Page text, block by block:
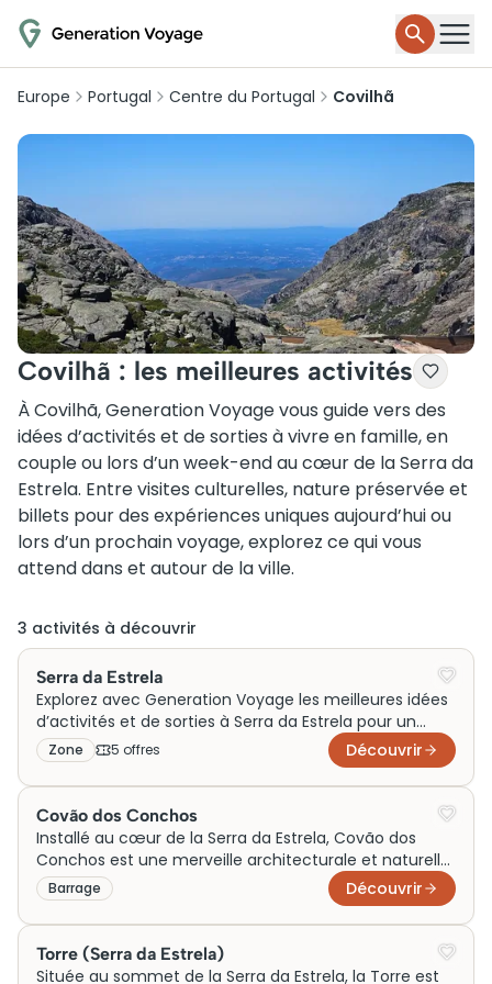
Europe Portugal Centre du Portugal Covilhã
Covilhã : les meilleures activités
À Covilhã, Generation Voyage vous guide vers des
idées d’activités et de sorties à vivre en famille, en
couple ou lors d’un week-end au cœur de la Serra da
Estrela. Entre visites culturelles, nature préservée et
billets pour des expériences uniques aujourd’hui ou
lors d’un prochain voyage, explorez ce qui vous
attend dans et autour de la ville.
3 activités à découvrir
Serra da Estrela
Explorez avec Generation Voyage les meilleures idées
d’activités et de sorties à Serra da Estrela pour un
voyage unique au cœur du Portugal. Que ce soit en
famille, en couple ou le temps d’un week-end,
profitez de visites authentiques et d’expériences
inoubliables autour des sommets enneigés, des
villages de montagne et d’une nature préservée.
Zone 5 offres Découvrir
Covão dos Conchos
Installé au cœur de la Serra da Estrela, Covão dos
Conchos est une merveille architecturale et naturelle.
Ce déversoir de barrage spectaculaire, créé en 1955,
offre une illusion captivante de cascade dans un lac
artificiel. Accessible par un sentier de randonnée, il
incarne l’harmonie entre l’ingénierie humaine et le
panorama montagneux. Initialement conçu pour
Barrage Découvrir
Torre (Serra da Estrela)
Située au sommet de la Serra da Estrela, la Torre est